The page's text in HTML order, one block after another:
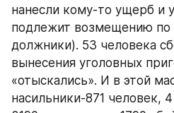
нанесли кому-то ущерб и
подлежит возмещению по
должники). 53 человека
вынесения уголовных
«отыскались». И в этой
насильники-871 человек,